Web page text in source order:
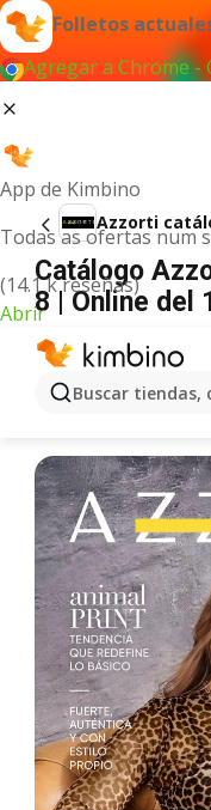
Folletos
Agregar a Chrome -
App de Kimbino
Todas as ofertas num
(14.1 k reseñas)
Abrir
Buscar tiendas,
Azzorti
Catálogo
8 | Online del